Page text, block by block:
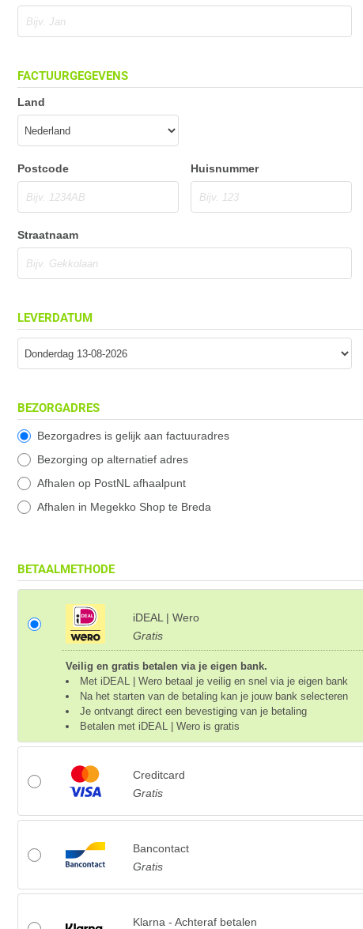
FACTUURGEGEVENS
Land
Postcode Huisnummer
Straatnaam
LEVERDATUM
BEZORGADRES
Bezorgadres is gelijk aan factuuradres
Bezorging op alternatief adres
Afhalen op PostNL afhaalpunt
Afhalen in Megekko Shop te Breda
BETAALMETHODE
iDEAL | Wero
Gratis
Veilig en gratis betalen via je eigen bank.
Met iDEAL | Wero betaal je veilig en snel via je eigen bank
Na het starten van de betaling kan je jouw bank selecteren
Je ontvangt direct een bevestiging van je betaling
Betalen met iDEAL | Wero is gratis
Creditcard
Gratis
Bancontact
Gratis
Klarna - Achteraf betalen